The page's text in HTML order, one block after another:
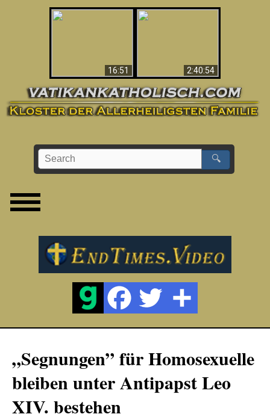
16:51
2:40:54
🔍
„Segnungen” für Homosexuelle
bleiben unter Antipapst Leo
XIV. bestehen